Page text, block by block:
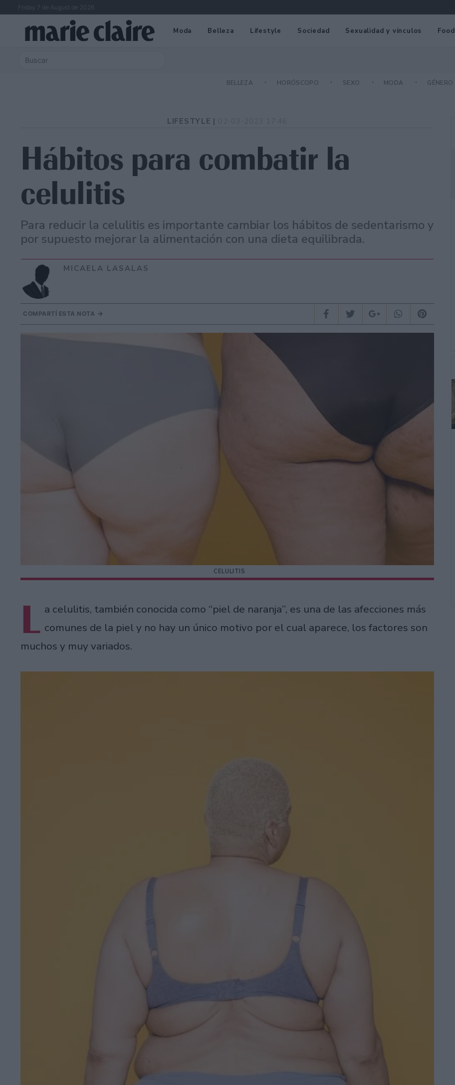
Friday 7 de August de 2026
Moda Belleza Lifestyle Sociedad Sexualidad y vínculos Food
BELLEZA HORÓSCOPO SEXO MODA GÉNERO
LIFESTYLE |
Hábitos para combatir la
celulitis
Para reducir la celulitis es importante cambiar los hábitos de sedentarismo y
por supuesto mejorar la alimentación con una dieta equilibrada.
MICAELA LASALAS
COMPARTÍ ESTA NOTA
CELULITIS
L a celulitis, también conocida como “piel de naranja”, es una de las afecciones más
comunes de la piel y no hay un único motivo por el cual aparece, los factores son
muchos y muy variados.